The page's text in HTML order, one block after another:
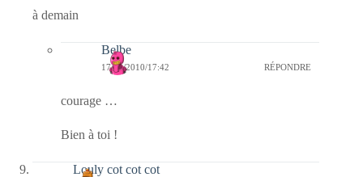
à demain
Belbe
17/09/2010/17:42 RÉPONDRE
courage …
Bien à toi !
Louly cot cot cot